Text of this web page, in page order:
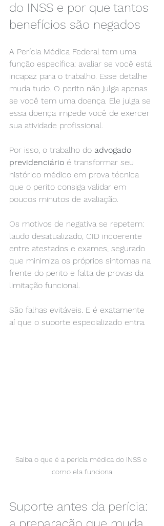
do INSS e por que tantos
benefícios são negados
A Perícia Médica Federal tem uma
função específica: avaliar se você está
incapaz para o trabalho. Esse detalhe
muda tudo. O perito não julga apenas
se você tem uma doença. Ele julga se
essa doença impede você de exercer
sua atividade profissional.
Por isso, o trabalho do advogado
previdenciário é transformar seu
histórico médico em prova técnica
que o perito consiga validar em
poucos minutos de avaliação.
Os motivos de negativa se repetem:
laudo desatualizado, CID incoerente
entre atestados e exames, segurado
que minimiza os próprios sintomas na
frente do perito e falta de provas da
limitação funcional.
São falhas evitáveis. E é exatamente
aí que o suporte especializado entra.
Saiba o que é a perícia médica do INSS e
como ela funciona
Suporte antes da perícia: